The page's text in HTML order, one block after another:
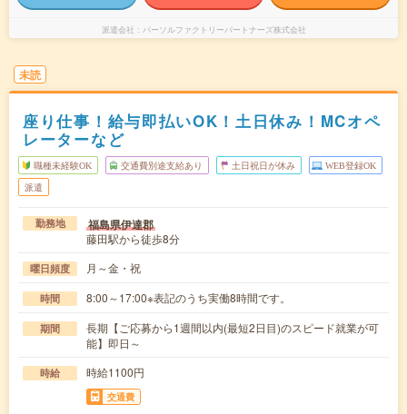
派遣会社 パーソルファクトリーパートナーズ株式会社
未読
座り仕事！給与即払いOK！土日休み！MCオペ
レーターなど
職種未経験OK 交通費別途支給あり 土日祝日が休み WEB登録OK
派遣
勤務地 福島県伊達郡
藤田駅から徒歩8分
曜日頻度 月～金・祝
時間 8:00～17:00※表記のうち実働8時間です。
期間
長期【ご応募から1週間以内(最短2日目)のスピード就業が可
能】即日～
時給 時給1100円
交通費